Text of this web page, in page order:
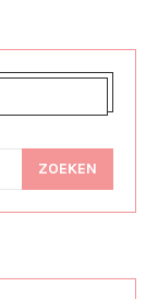
ZOEKEN